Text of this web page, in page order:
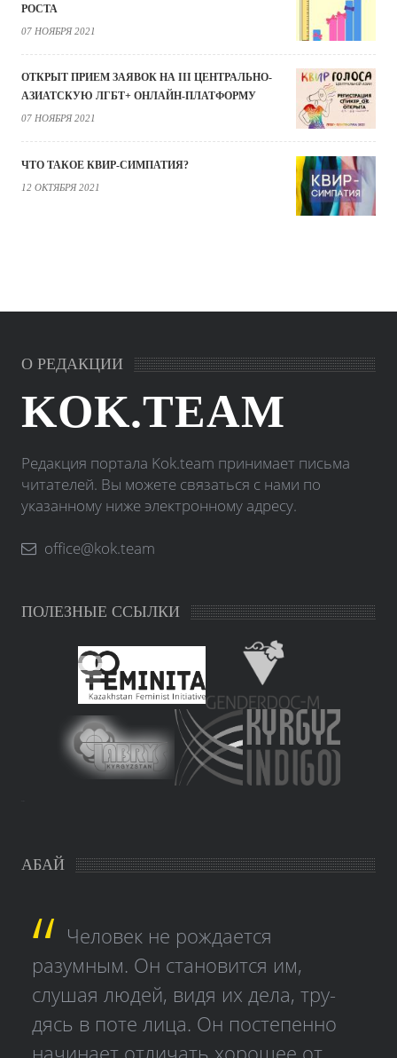
РОСТА
07 НОЯБРЯ 2021
ОТКРЫТ ПРИЕМ ЗАЯВОК НА III ЦЕНТРАЛЬНО-
АЗИАТСКУЮ ЛГБТ+ ОНЛАЙН-ПЛАТФОРМУ
07 НОЯБРЯ 2021
ЧТО ТАКОЕ КВИР-СИМПАТИЯ?
12 ОКТЯБРЯ 2021
О РЕДАКЦИИ
KOK.TEAM
Редакция портала Kok.team принимает письма
читателей. Вы можете связаться с нами по
указанному ниже электронному адресу.
office@kok.team
ПОЛЕЗНЫЕ ССЫЛКИ
АБАЙ
Человек не рождается
разумным. Он становится им,
слушая людей, видя их дела, тру­
дясь в поте лица. Он постепенно
начинает отличать хорошее от